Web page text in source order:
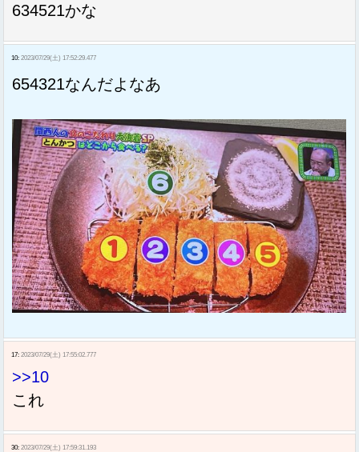
634521かな
10: 2023/07/29(土) 17:52:29.477
654321なんだよなあ
17: 2023/07/29(土) 17:55:02.777
>>10
これ
30: 2023/07/29(土) 17:59:31.193